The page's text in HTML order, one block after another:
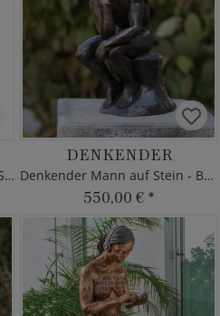
Bronzeskulptur Frau sitzt auf Stein - limitiert
DENKENDER
Denkender Mann auf Stein - Bronze
550,00 € *